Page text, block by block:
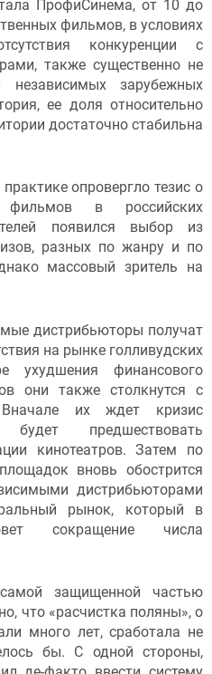
ПрофиСинема, от 10 до
фильмов, в условиях
конкуренции с
также существенно не
зарубежных
ее доля относительно
достаточно стабильна
опровергло тезис о
фильмов в российских
появился выбор из
разных по жанру и по
массовый зритель на
дистрибьюторы получат
на рынке голливудских
финансового
они также столкнутся с
их ждет кризис
предшествовать
кинотеатров. Затем по
вновь обострится
дистрибьюторами
рынок, который в
сокращение числа
защищенной частью
что «расчистка поляны», о
много лет, сработала не
бы. С одной стороны,